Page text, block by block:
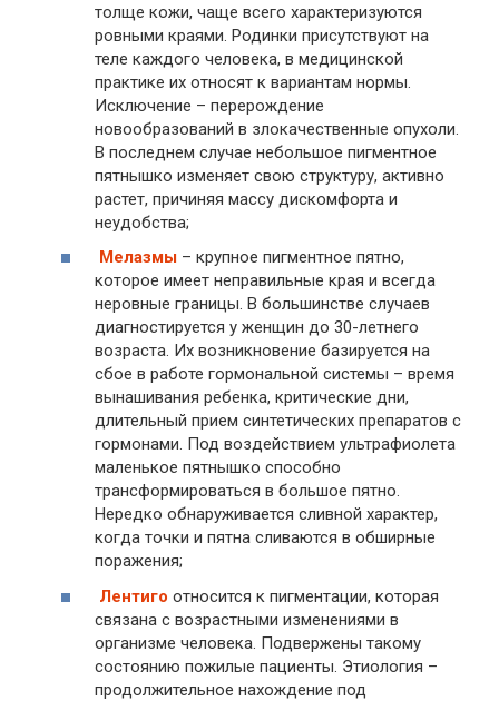
толще кожи, чаще всего характеризуются
ровными краями. Родинки присутствуют на
теле каждого человека, в медицинской
практике их относят к вариантам нормы.
Исключение – перерождение
новообразований в злокачественные опухоли.
В последнем случае небольшое пигментное
пятнышко изменяет свою структуру, активно
растет, причиняя массу дискомфорта и
неудобства;
Мелазмы – крупное пигментное пятно,
которое имеет неправильные края и всегда
неровные границы. В большинстве случаев
диагностируется у женщин до 30-летнего
возраста. Их возникновение базируется на
сбое в работе гормональной системы – время
вынашивания ребенка, критические дни,
длительный прием синтетических препаратов с
гормонами. Под воздействием ультрафиолета
маленькое пятнышко способно
трансформироваться в большое пятно.
Нередко обнаруживается сливной характер,
когда точки и пятна сливаются в обширные
поражения;
Лентиго относится к пигментации, которая
связана с возрастными изменениями в
организме человека. Подвержены такому
состоянию пожилые пациенты. Этиология –
продолжительное нахождение под